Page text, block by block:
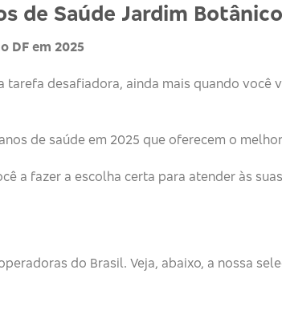
de Saúde Jardim
DF em 2025
tarefa desafiadora, ainda mais quando você
de saúde em 2025 que oferecem o
a fazer a escolha certa para atender às
do Brasil. Veja, abaixo, a nossa